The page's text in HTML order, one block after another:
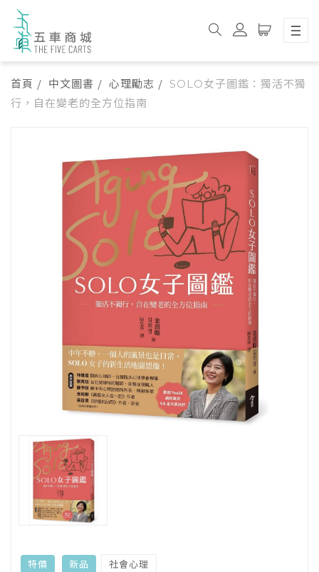
首頁 中文圖書 心理勵志
SOLO女子圖鑑：獨活不獨
行，自在變老的全方位指南
特價 新品 社會心理